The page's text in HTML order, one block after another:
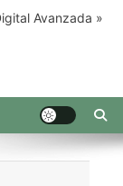
Avanzada »